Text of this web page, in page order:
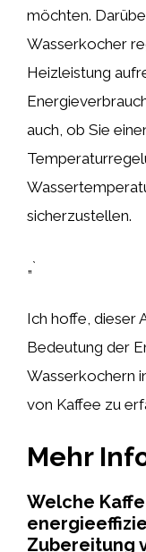
möchten.
Wasserkocher
Heizleistung
auch, ob Sie
sicherzustellen.
„`
Ich hoffe, dieser
Bedeutung der
Wasserkochern
von Kaffee zu
Mehr
Welche
Zubereitung